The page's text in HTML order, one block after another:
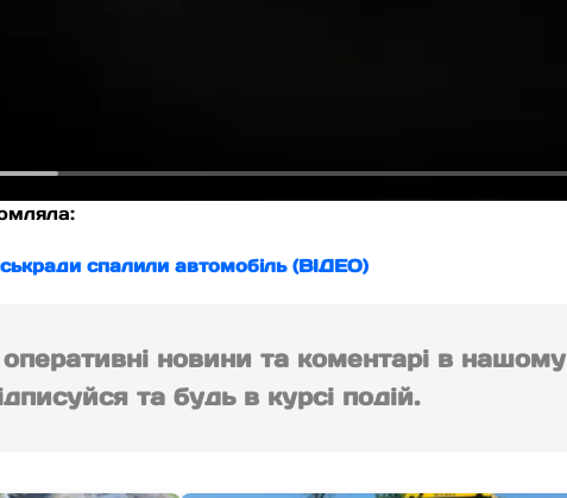
спалили автомобіль (ВІДЕО)
оперативні новини та коментарі в нашому
та будь в курсі подій.